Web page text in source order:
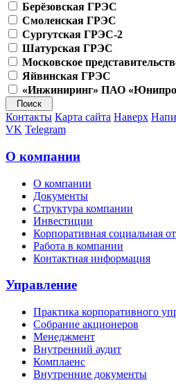
Берёзовская ГРЭС
Смоленская ГРЭС
Сургутская ГРЭС-2
Шатурская ГРЭС
Московское
Яйвинская ГРЭС
«Инжиниринг» ПАО
Контакты Карта сайта Наверх
VK Telegram
О компании
О компании
Документы
Структура компании
Инвестиции
Корпоративная социальная
Работа в компании
Контактная информация
Управление
Практика корпоративного
Собрание акционеров
Менеджмент
Внутренний аудит
Комплаенс
Внутренние документы